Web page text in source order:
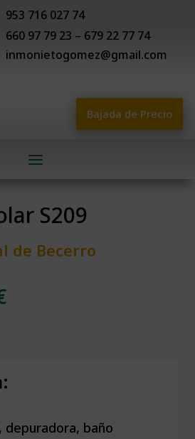
953 716 027 74
660 97 79 23 – 679 22 77 74
inmonietogomez@gmail.com
Bajada de Precio
S209
de Becerro
depuradora, baño